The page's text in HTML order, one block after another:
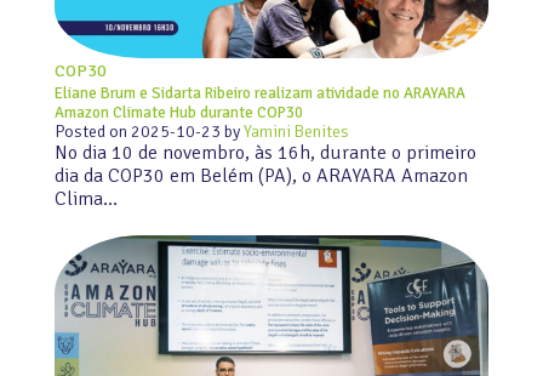
COP30
Eliane Brum e Sidarta Ribeiro realizam atividade no ARAYARA
Amazon Climate Hub durante COP30
Posted on 2025-10-23 byYamini Benites
No dia 10 de novembro, às 16h, durante o primeiro
dia da COP30 em Belém (PA), o ARAYARA Amazon
Clima…